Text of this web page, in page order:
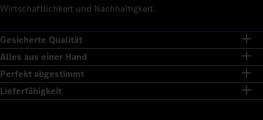
Wirtschaftlichkeit und Nachhaltigkeit.
Gesicherte Qualität
Alles aus einer Hand
Perfekt abgestimmt
Lieferfähigkeit